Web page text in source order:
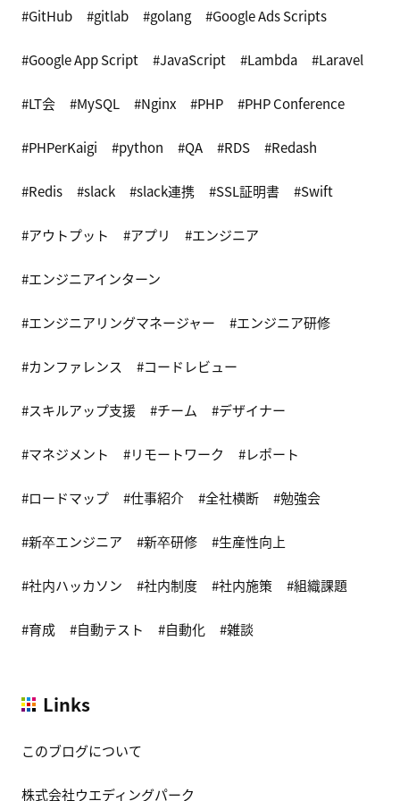
GitHub gitlab golang Google Ads Scripts
Google App Script JavaScript Lambda Laravel
LT会 MySQL Nginx PHP PHP Conference
PHPerKaigi python QA RDS Redash
Redis slack slack連携 SSL証明書 Swift
アウトプット アプリ エンジニア
エンジニアインターン
エンジニアリングマネージャー エンジニア研修
カンファレンス コードレビュー
スキルアップ支援 チーム デザイナー
マネジメント リモートワーク レポート
ロードマップ 仕事紹介 全社横断 勉強会
新卒エンジニア 新卒研修 生産性向上
社内ハッカソン 社内制度 社内施策 組織課題
育成 自動テスト 自動化 雑談
Links
このブログについて
株式会社ウエディングパーク